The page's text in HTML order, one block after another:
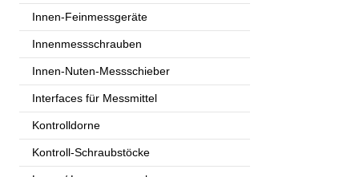
Innen-Feinmessgeräte
Innenmessschrauben
Innen-Nuten-Messschieber
Interfaces für Messmittel
Kontrolldorne
Kontroll-Schraubstöcke